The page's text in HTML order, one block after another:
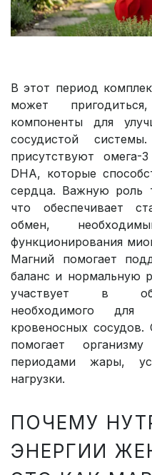
В этот период
может
компоненты для
сосудистой
присутствуют
DHA, которые
сердца. Важную роль
что обеспечивает
обмен,
функционирования
Магний помогает
баланс и нормальную
участвует в
необходимого для
кровеносных сосудов.
помогает
периодами жары,
нагрузки.
ПОЧЕМУ
ЭНЕРГИИ